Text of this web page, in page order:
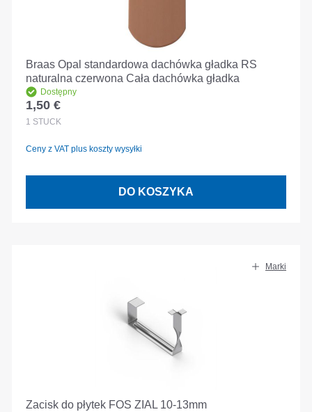
Braas Opal standardowa dachówka gładka RS
naturalna czerwona Cała dachówka gładka
Dostępny
Cena regularna:
1,50 €
1 STÜCK
Ceny z VAT plus koszty wysyłki
DO KOSZYKA
Marki
Zacisk do płytek FOS ZIAL 10-13mm